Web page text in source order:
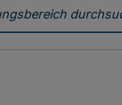
durchsuchen